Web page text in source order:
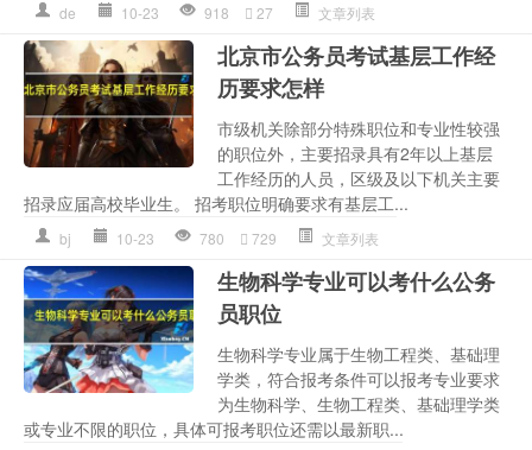
de 10-23 918 27 文章列表
北京市公务员考试基层工作经
历要求怎样
市级机关除部分特殊职位和专业性较强
的职位外，主要招录具有2年以上基层
工作经历的人员，区级及以下机关主要
招录应届高校毕业生。 招考职位明确要求有基层工...
bj 10-23 780 729 文章列表
生物科学专业可以考什么公务
员职位
生物科学专业属于生物工程类、基础理
学类，符合报考条件可以报考专业要求
为生物科学、生物工程类、基础理学类
或专业不限的职位，具体可报考职位还需以最新职...